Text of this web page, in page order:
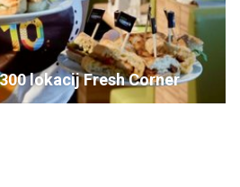
lokacij Fresh Corner